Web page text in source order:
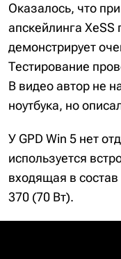
Оказалось, что
апскейлинга XeSS
демонстрирует
Тестирование
В видео автор не
ноутбука, но
У GPD Win 5 нет
используется
входящая в состав
370 (70 Вт).